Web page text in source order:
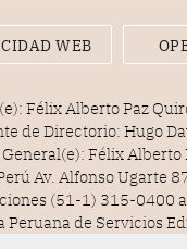
WEB
Félix Alberto Paz
de Directorio: Hugo
Félix Alberto
Av. Alfonso Ugarte
(51-1) 315-0400
Peruana de Servicios